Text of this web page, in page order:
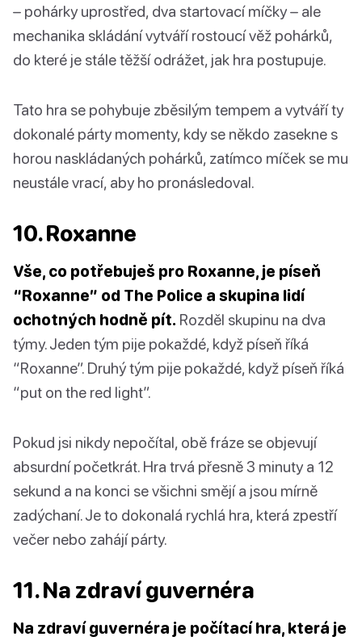
– pohárky uprostřed, dva startovací míčky – ale
mechanika skládání vytváří rostoucí věž pohárků,
do které je stále těžší odrážet, jak hra postupuje.
Tato hra se pohybuje zběsilým tempem a vytváří ty
dokonalé párty momenty, kdy se někdo zasekne s
horou naskládaných pohárků, zatímco míček se mu
neustále vrací, aby ho pronásledoval.
10. Roxanne
Vše, co potřebuješ pro Roxanne, je píseň
“Roxanne” od The Police a skupina lidí
ochotných hodně pít. Rozděl skupinu na dva
týmy. Jeden tým pije pokaždé, když píseň říká
“Roxanne”. Druhý tým pije pokaždé, když píseň říká
“put on the red light”.
Pokud jsi nikdy nepočítal, obě fráze se objevují
absurdní početkrát. Hra trvá přesně 3 minuty a 12
sekund a na konci se všichni smějí a jsou mírně
zadýchaní. Je to dokonalá rychlá hra, která zpestří
večer nebo zahájí párty.
11. Na zdraví guvernéra
Na zdraví guvernéra je počítací hra, která je